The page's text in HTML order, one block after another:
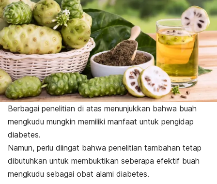
Berbagai penelitian di atas menunjukkan bahwa buah
mengkudu mungkin memiliki manfaat untuk pengidap
diabetes.
Namun, perlu diingat bahwa penelitian tambahan tetap
dibutuhkan untuk membuktikan seberapa efektif buah
mengkudu sebagai obat alami diabetes.